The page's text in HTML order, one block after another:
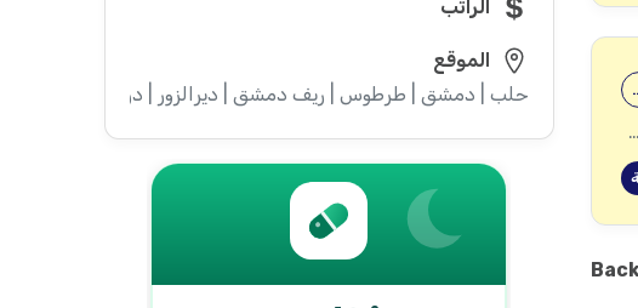
حلب, طرطوس, ريف دمشق, ديرالزور, درعا, السويداء, إدلب, القنيطرة, اللاذقية, الرقة, حمص, الحسكة, حماة
الراتب
الموقع
حلب | دمشق | طرطوس | ريف دمشق | ديرالزور | درعا | السويداء |